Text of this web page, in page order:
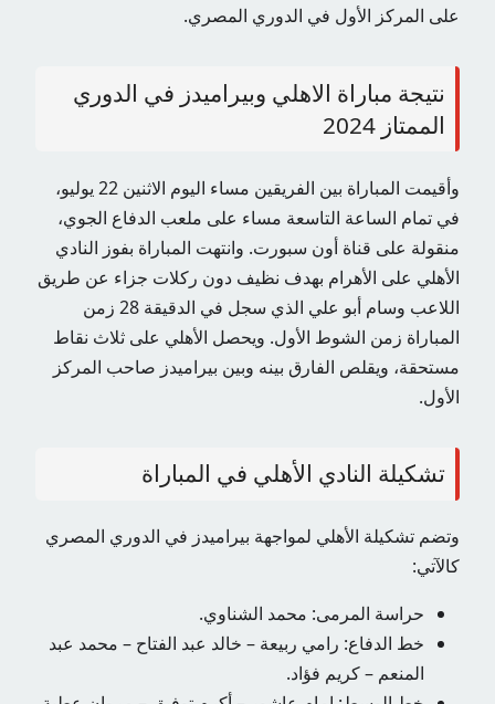
على المركز الأول في الدوري المصري.
نتيجة مباراة الاهلي وبيراميدز في الدوري
الممتاز 2024
وأقيمت المباراة بين الفريقين مساء اليوم الاثنين 22 يوليو،
في تمام الساعة التاسعة مساء على ملعب الدفاع الجوي،
منقولة على قناة أون سبورت. وانتهت المباراة بفوز النادي
الأهلي على الأهرام بهدف نظيف دون ركلات جزاء عن طريق
اللاعب وسام أبو علي الذي سجل في الدقيقة 28 زمن
المباراة زمن الشوط الأول. ويحصل الأهلي على ثلاث نقاط
مستحقة، ويقلص الفارق بينه وبين بيراميدز صاحب المركز
الأول.
تشكيلة النادي الأهلي في المباراة
وتضم تشكيلة الأهلي لمواجهة بيراميدز في الدوري المصري
كالآتي:
حراسة المرمى: محمد الشناوي.
خط الدفاع: رامي ربيعة – خالد عبد الفتاح – محمد عبد
المنعم – كريم فؤاد.